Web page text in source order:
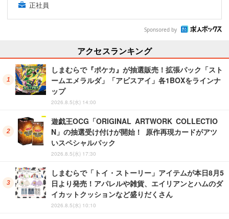
正社員
Sponsored by
アクセスランキング
しまむらで『ポケカ』が抽選販売！拡張パック「スト
ームエメラルダ」「アビスアイ」各1BOXをラインナ
ップ
2026.8.5(水) 14:00
遊戯王OCG「ORIGINAL ARTWORK COLLECTIO
N」の抽選受け付けが開始！ 原作再現カードがアツ
いスペシャルパック
2026.8.5(水) 17:30
しまむらで「トイ・ストーリー」アイテムが本日8月5
日より発売！アパレルや雑貨、エイリアンとハムのダ
イカットクッションなど盛りだくさん
2026.8.5(水) 10:10